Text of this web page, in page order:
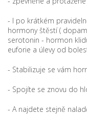
- I po krátkém
hormony štěstí (
serotonin - hormon
euforie a úlevy od
- Stabilizuje se vám
- Spojíte se znovu do
- A najdete stejně